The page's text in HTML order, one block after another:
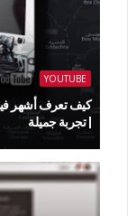
YOUTUBE
كيف تعرف أشهر
| تجربة جميلة